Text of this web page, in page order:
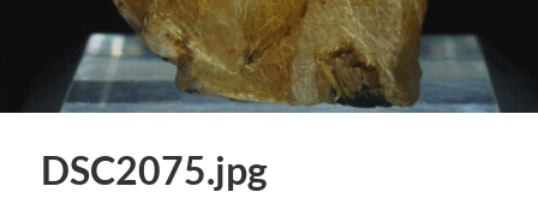
DSC2075.jpg